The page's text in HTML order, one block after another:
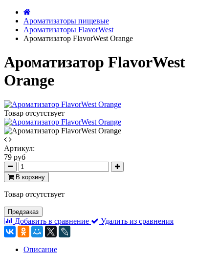
Ароматизаторы пищевые
Ароматизаторы FlavorWest
Ароматизатор FlavorWest Orange
Ароматизатор FlavorWest
Orange
Товар отсутствует
Артикул:
79 руб
В корзину
Товар отсутствует
Предзаказ
Добавить в сравнение Удалить из сравнения
Описание